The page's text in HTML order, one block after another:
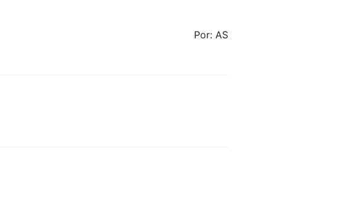
Por: AS